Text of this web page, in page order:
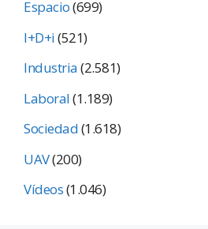
Espacio(699)
I+D+i(521)
Industria(2.581)
Laboral(1.189)
Sociedad(1.618)
UAV(200)
Vídeos(1.046)